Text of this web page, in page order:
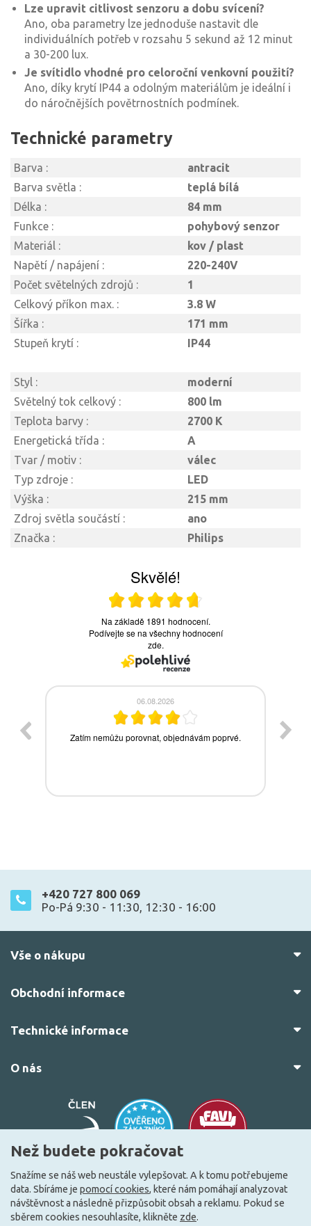
Lze upravit citlivost senzoru a dobu svícení?
Ano, oba parametry lze jednoduše nastavit dle
individuálních potřeb v rozsahu 5 sekund až 12 minut
a 30-200 lux.
Je svítidlo vhodné pro celoroční venkovní použití?
Ano, díky krytí IP44 a odolným materiálům je ideální i
do náročnějších povětrnostních podmínek.
Technické parametry
Barva :
antracit
Barva světla :
teplá bílá
Délka :
84 mm
Funkce :
pohybový senzor
Materiál :
kov / plast
Napětí / napájení :
220-240V
Počet světelných zdrojů :
1
Celkový příkon max. :
3.8 W
Šířka :
171 mm
Stupeň krytí :
IP44
Styl :
moderní
Světelný tok celkový :
800 lm
Teplota barvy :
2700 K
Energetická třída :
A
Tvar / motiv :
válec
Typ zdroje :
LED
Výška :
215 mm
Zdroj světla součástí :
ano
Značka :
Philips
+420 727 800 069
Po-Pá 9:30 - 11:30, 12:30 - 16:00
Vše o nákupu
Obchodní informace
Technické informace
O nás
© 2010–2026 Všechna práva vyhrazena. žárovky.cz
VytvořiloFEO.cz
Než budete pokračovat
Snažíme se náš web neustále vylepšovat. A k tomu potřebujeme
data. Sbíráme je pomocí cookies, které nám pomáhají analyzovat
návštěvnost a následně přizpůsobit obsah a reklamu. Pokud se
sběrem cookies nesouhlasíte, klikněte zde.